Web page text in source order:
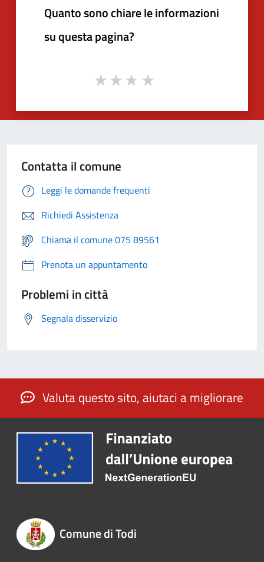
Quanto sono chiare le informazioni
su questa pagina?
Contatta il comune
Leggi le domande frequenti
Richiedi Assistenza
Chiama il comune 075 89561
Prenota un appuntamento
Problemi in città
Segnala disservizio
Valuta questo sito, aiutaci a migliorare
Comune di Todi